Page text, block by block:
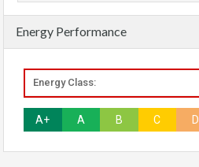
Energy Performance
Energy Class:
A+ A B C D